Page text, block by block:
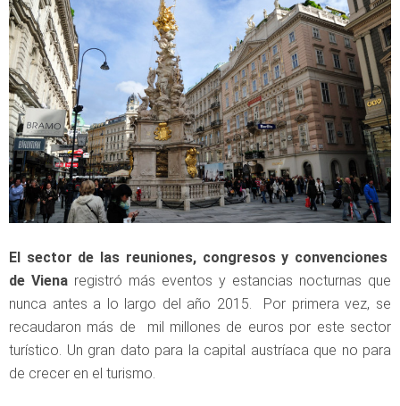
El sector de las reuniones, congresos y convenciones
de Viena registró más eventos y estancias nocturnas que
nunca antes a lo largo del año 2015. Por primera vez, se
recaudaron más de mil millones de euros por este sector
turístico. Un gran dato para la capital austríaca que no para
de crecer en el turismo.